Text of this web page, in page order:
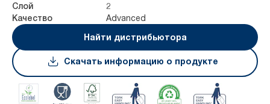
Слой 2
Качество
Advanced
Найти дистрибьютора
Скачать информацию о продукте